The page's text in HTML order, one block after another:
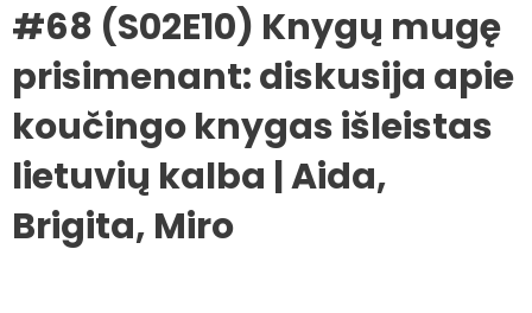
#68 (S02E10) Knygų mugę
prisimenant: diskusija apie
koučingo knygas išleistas
lietuvių kalba | Aida,
Brigita, Miro